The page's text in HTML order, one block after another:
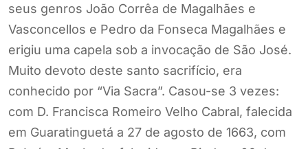
seus genros João Corrêa de Magalhães e
Vasconcellos e Pedro da Fonseca Magalhães e
erigiu uma capela sob a invocação de São José.
Muito devoto deste santo sacrifício, era
conhecido por “Via Sacra”. Casou-se 3 vezes:
com D. Francisca Romeiro Velho Cabral, falecida
em Guaratinguetá a 27 de agosto de 1663, com